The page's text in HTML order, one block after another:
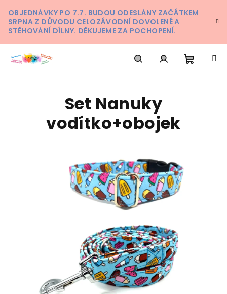
na
obsah
OBJEDNÁVKY PO 7.7. BUDOU ODESLÁNY ZAČÁTKEM
SRPNA Z DŮVODU CELOZÁVODNÍ DOVOLENÉ A
STĚHOVÁNÍ DÍLNY. DĚKUJEME ZA POCHOPENÍ.
Set Nanuky
vodítko+obojek